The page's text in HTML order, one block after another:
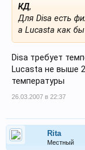
КД,
Для Disa есть
а Lucasta как
Disa требует
Lucasta не выше
температуры
26.03.2007 в 22:37
Rita
Местный